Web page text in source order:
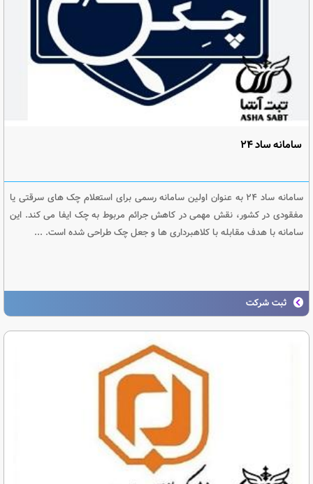
سامانه ساد ۲۴
سامانه ساد ۲۴ به عنوان اولین سامانه رسمی برای استعلام چک های سرقتی یا
مفقودی در کشور، نقش مهمی در کاهش جرائم مربوط به چک ایفا می کند. این
سامانه با هدف مقابله با کلاهبرداری ها و جعل چک طراحی شده است. ...
ثبت شرکت